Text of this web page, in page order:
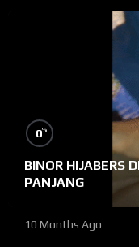
0%
BINOR HIJABERS
PANJANG
10 Months Ago